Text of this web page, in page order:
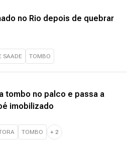
no Rio depois de quebrar
SAADE TOMBO
tombo no palco e passa a
imobilizado
TOMBO + 2